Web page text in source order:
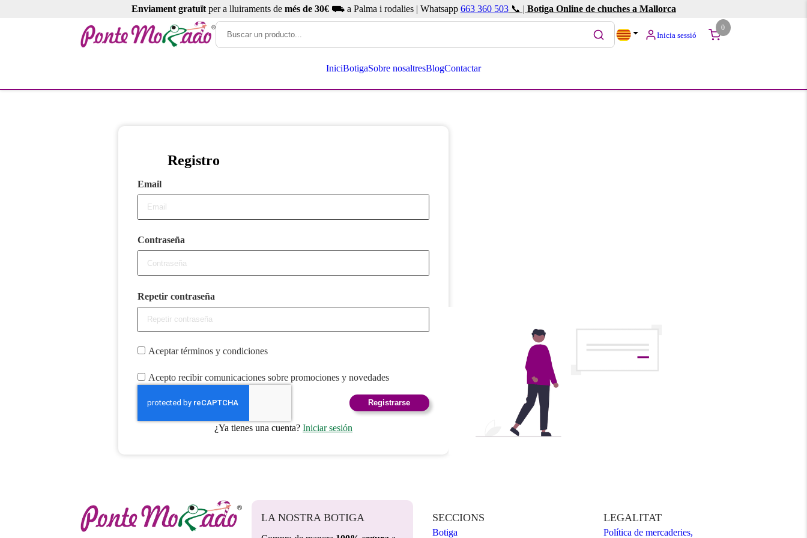
Enviament gratuïtper a lluiraments de més de 30€⛟ a Palma i rodalies | Whatsapp 663 360 503📞 | Botiga Online de chuches a Mallorca
Inicia sessió
0
IniciBotigaSobre nosaltresBlogContactar
Registro
Email
Contraseña
Repetir contraseña
Aceptar términos y condiciones
Acepto recibir comunicaciones sobre promociones y novedades
Registrarse
¿Ya tienes una cuenta? Iniciar sesión
LA NOSTRA BOTIGA SECCIONS
Botiga
LEGALITAT
Política de mercaderies,